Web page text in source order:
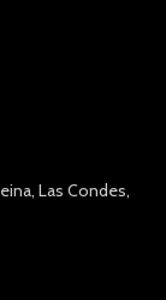
Las Condes,